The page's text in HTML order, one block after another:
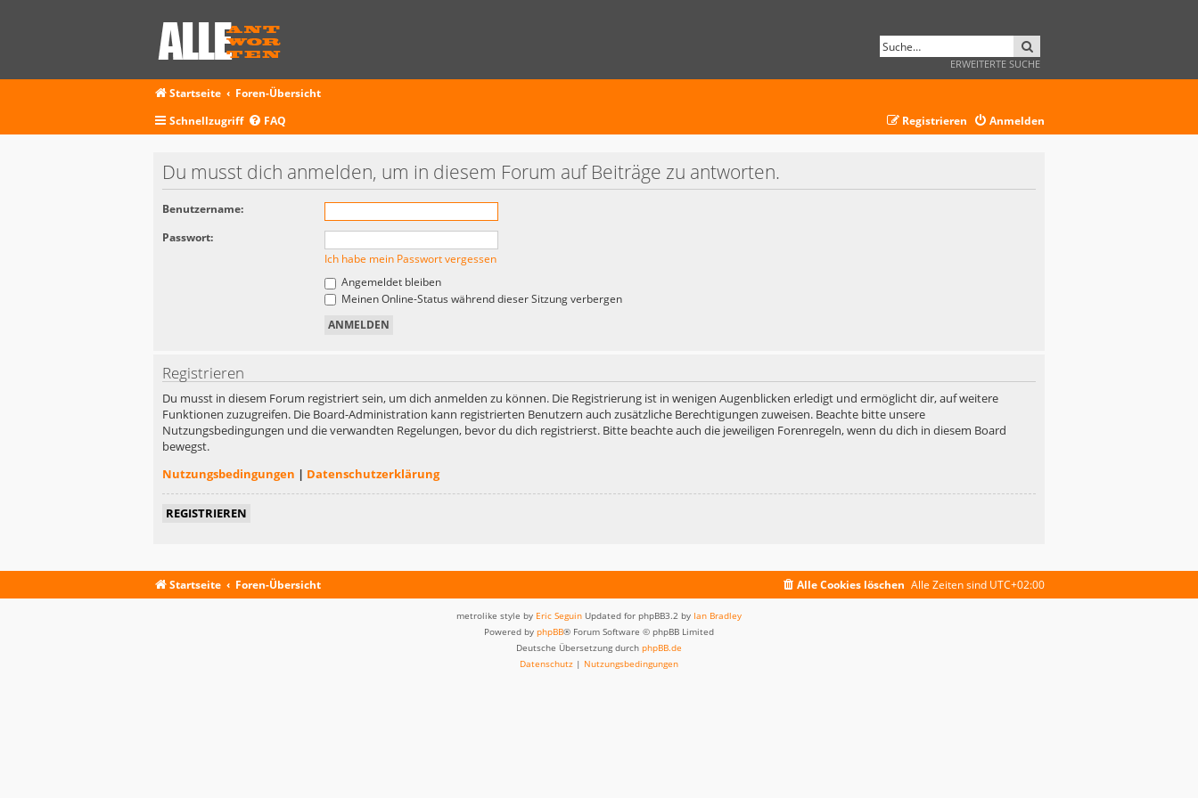
ERWEITERTE SUCHE
Startseite
Foren-Übersicht
Schnellzugriff
FAQ Anmelden
Registrieren
Du musst dich anmelden, um in diesem Forum auf Beiträge zu antworten.
Benutzername:
Passwort:
Ich habe mein Passwort vergessen
Angemeldet bleiben
Meinen Online-Status während dieser Sitzung verbergen
Registrieren
Du musst in diesem Forum registriert sein, um dich anmelden zu können. Die Registrierung ist in wenigen Augenblicken erledigt und ermöglicht dir, auf weitere
Funktionen zuzugreifen. Die Board-Administration kann registrierten Benutzern auch zusätzliche Berechtigungen zuweisen. Beachte bitte unsere
Nutzungsbedingungen und die verwandten Regelungen, bevor du dich registrierst. Bitte beachte auch die jeweiligen Forenregeln, wenn du dich in diesem Board
bewegst.
Nutzungsbedingungen | Datenschutzerklärung
REGISTRIEREN
Startseite Foren-Übersicht Alle Zeiten sind UTC+02:00
Alle Cookies löschen
metrolike style by Eric Seguin Updated for phpBB3.2 by Ian Bradley
Powered by phpBB® Forum Software © phpBB Limited
Deutsche Übersetzung durch phpBB.de
Datenschutz | Nutzungsbedingungen